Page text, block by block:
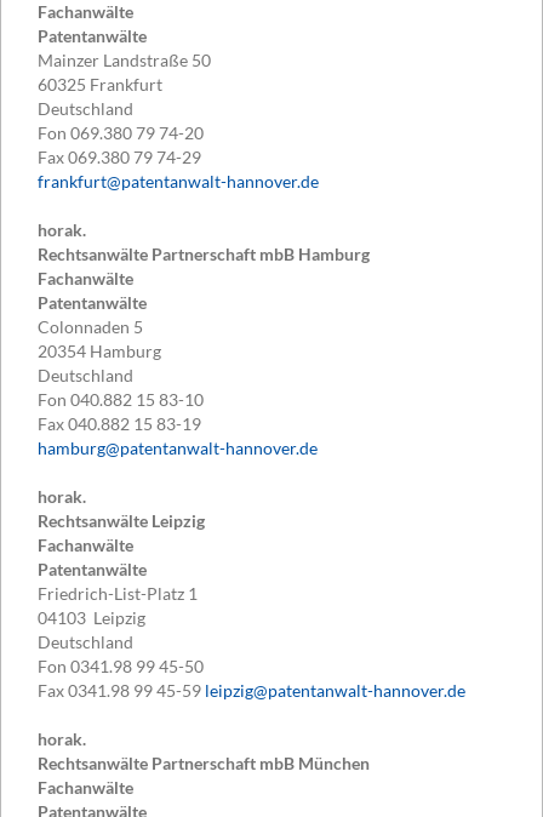
Fachanwälte
Patentanwälte
Mainzer Landstraße 50
60325 Frankfurt
Deutschland
Fon 069.380 79 74-20
Fax069.380 79 74-29
frankfurt@patentanwalt-hannover.de
horak.
Rechtsanwälte Partnerschaft mbB Hamburg
Fachanwälte
Patentanwälte
Colonnaden 5
20354 Hamburg
Deutschland
Fon 040.882 15 83-10
Fax040.882 15 83-19
hamburg@patentanwalt-hannover.de
horak.
Rechtsanwälte Leipzig
Fachanwälte
Patentanwälte
Friedrich-List-Platz 1
04103 Leipzig
Deutschland
Fon 0341.98 99 45-50
Fax0341.98 99 45-59 leipzig@patentanwalt-hannover.de
horak.
Rechtsanwälte Partnerschaft mbB München
Fachanwälte
Patentanwälte